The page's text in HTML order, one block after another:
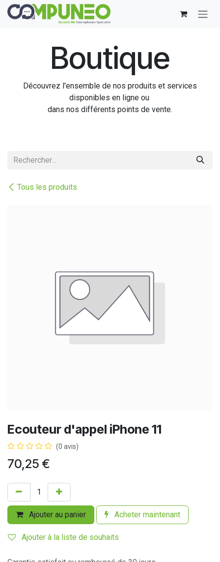
Se rendre au contenu
Boutique
Découvrez l'ensemble de nos produits et services
disponibles en ligne ou
dans nos différents points de vente.
Tous les produits
Ecouteur d'appel iPhone 11
(0 avis)
70,25 €
Ajouter au panier Acheter maintenant
Ajouter à la liste de souhaits